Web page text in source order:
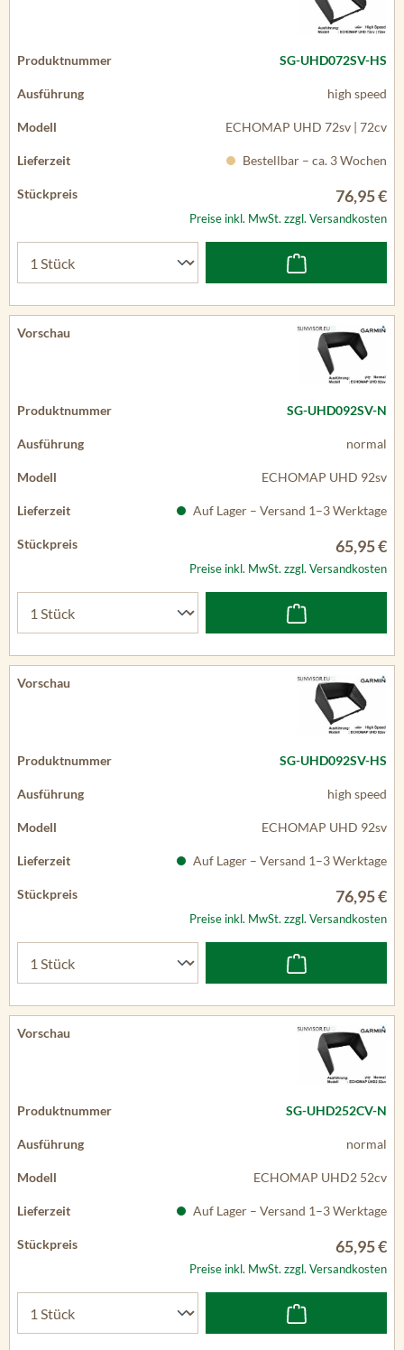
SG-UHD072SV-HS
high speed
ECHOMAP UHD 72sv | 72cv
Bestellbar – ca. 3 Wochen
76,95 €
Preise inkl. MwSt. zzgl. Versandkosten
SG-UHD092SV-N
normal
ECHOMAP UHD 92sv
Auf Lager – Versand 1–3 Werktage
65,95 €
Preise inkl. MwSt. zzgl. Versandkosten
SG-UHD092SV-HS
high speed
ECHOMAP UHD 92sv
Auf Lager – Versand 1–3 Werktage
76,95 €
Preise inkl. MwSt. zzgl. Versandkosten
SG-UHD252CV-N
normal
ECHOMAP UHD2 52cv
Auf Lager – Versand 1–3 Werktage
65,95 €
Preise inkl. MwSt. zzgl. Versandkosten